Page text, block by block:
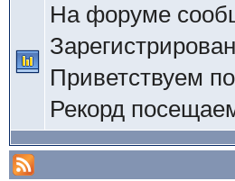
На форуме
Приветствуем
Рекорд